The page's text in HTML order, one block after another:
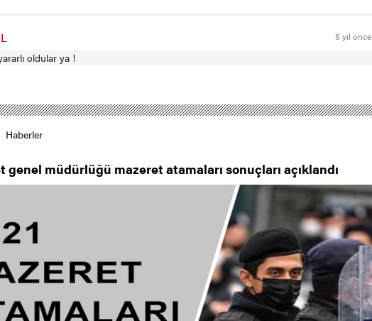
5 yıl önce
oldular ya !
Haberler
genel müdürlüğü mazeret atamaları sonuçları açıklandı